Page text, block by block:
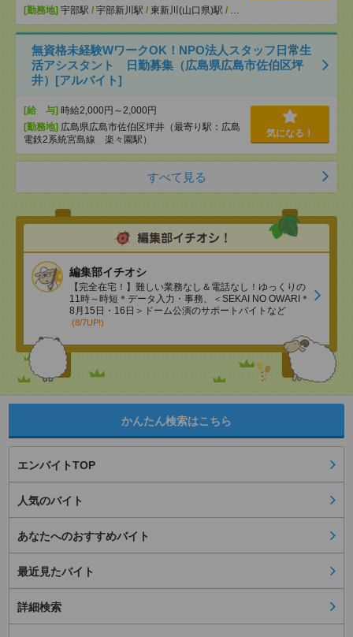
[勤務地] 宇部駅 / 宇部新川駅 / 東新川(山口県)駅 / …
無資格未経験WワークOK！NPO法人スタッフ日常生
活アシスタント 日勤募集（広島県広島市佐伯区坪
井）[アルバイト]
[給 与] 時給2,000円～2,000円
[勤務地] 広島県広島市佐伯区坪井（最寄り駅：広島
電鉄2系統宮島線 楽々園駅）
気になる！
すべて見る
編集部イチオシ
【完全在宅！】難しい業務なし＆電話なし！ゆっくりの
11時～時短＊データ入力・事務、＜SEKAI NO OWARI＊
8月15日・16日＞ドーム公演のサポートバイトなど
(8/7UP!)
かんたん検索はこちら
エンバイトTOP
人気のバイト
あなたへのおすすめバイト
最近見たバイト
詳細検索